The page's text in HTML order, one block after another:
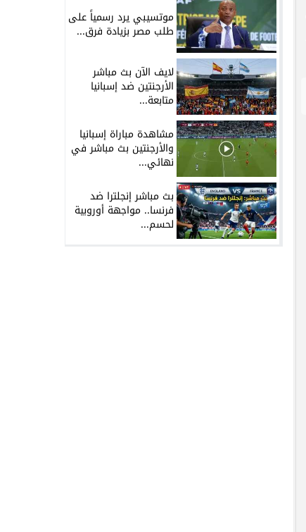
موتسيبي يرد رسمياً على
طلب مصر بزيادة فرق...
لايف الآن بث مباشر
الأرجنتين ضد إسبانيا
متابعة...
مشاهدة مباراة إسبانيا
والأرجنتين بث مباشر في
نهائي...
بث مباشر إنجلترا ضد
فرنسا.. مواجهة أوروبية
لحسم...